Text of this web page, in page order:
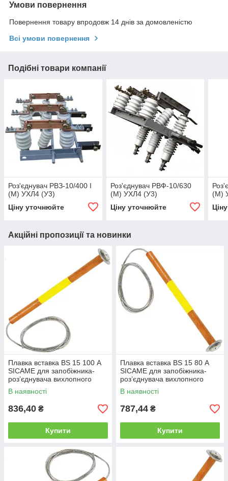
Умови повернення
Повернення товару впродовж 14 днів за домовленістю
Всі умови повернення
Подібні товари компанії
Роз'єднувач РВЗ-10/400 I
(М) УХЛ4 (У3)
Ціну уточнюйте
Роз'єднувач РВФ-10/630
(М) УХЛ4 (У3)
Ціну уточнюйте
(М)
Акційні пропозиції та новинки
Плавка вставка BS 15 100 А
SICAME для запобіжника-
роз’єднувача вихлопного
типу, нитка запобіжника
В наявності
836,40 ₴
Купити
Плавка вставка BS 15 80 А
SICAME для запобіжника-
роз’єднувача вихлопного
типу, нитка запобіжника
В наявності
787,44 ₴
Купити